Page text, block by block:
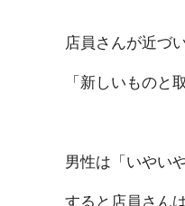
店員さんが近づ
「新しいものと
男性は「いやい
すると店員さん